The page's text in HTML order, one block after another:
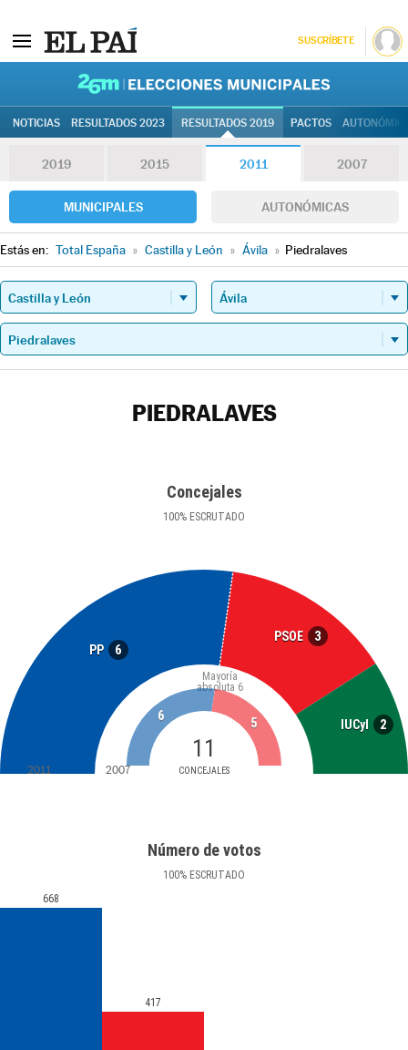
SUSCRÍBETE
NOTICIAS RESULTADOS 2023 RESULTADOS 2019 PACTOS
2019 2015 2011 2007
MUNICIPALES AUTONÓMICAS
Estás en: Total España » Castilla y León » Ávila » Piedralaves
PIEDRALAVES
Concejales
100% ESCRUTADO
PP 6
PSOE 3
IUCyl 2
11
CONCEJALES
Mayoría
absoluta 6
6 5
2011 2007
Número de votos
100% ESCRUTADO
668
417